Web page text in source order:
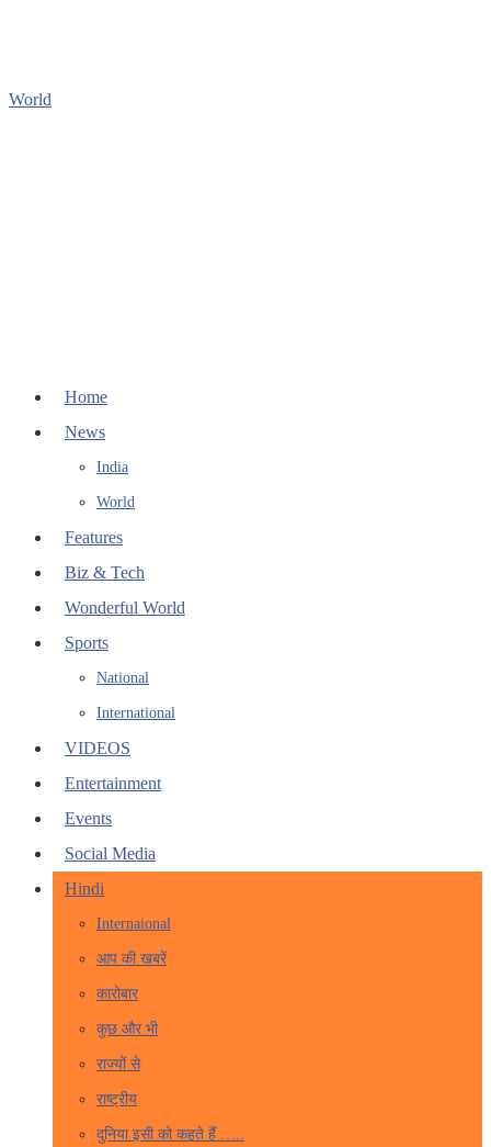
Home
News
India
World
Features
Biz & Tech
Wonderful World
Sports
National
International
VIDEOS
Entertainment
Events
Social Media
Hindi
Internaional
आप की खबरें
कारोबार
कुछ और भी
राज्यों से
राष्ट्रीय
दुनिया इसी को कहते हैं …..